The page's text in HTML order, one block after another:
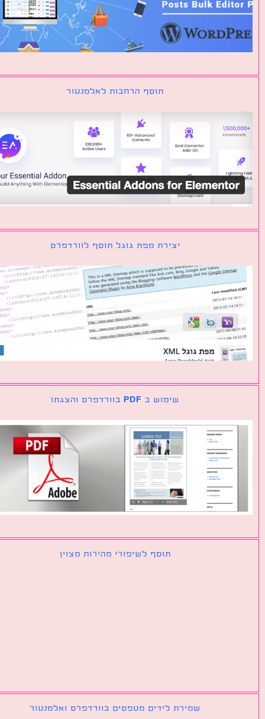
תוסף הרחבות לאלמנטור
יצירת מפת גוגל תוסף לוורדפרס
שימוש ב PDF בוורדפרס והצגתו
תוסף לשיפורי מהירות מצוין
שמירת לידים מטפסים בוורדפרס ואלמנטור